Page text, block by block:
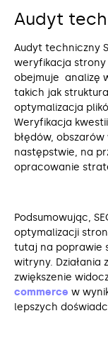
Audyt
Audyt techniczny
weryfikacja
obejmuje analizę
takich jak struktura
optymalizacja
Weryfikacja
błędów,
następstwie, na
opracowanie
Podsumowując,
optymalizacji
tutaj na poprawie
witryny. Działania
zwiększenie
commerce w
lepszych